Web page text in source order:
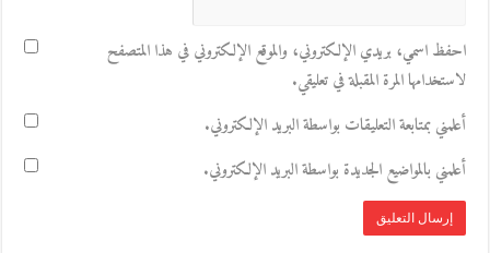
احفظ اسمي، بريدي الإلكتروني، والموقع الإلكتروني في هذا المتصفح
لاستخدامها المرة المقبلة في تعليقي.
أعلمني بمتابعة التعليقات بواسطة البريد الإلكتروني.
أعلمني بالمواضيع الجديدة بواسطة البريد الإلكتروني.